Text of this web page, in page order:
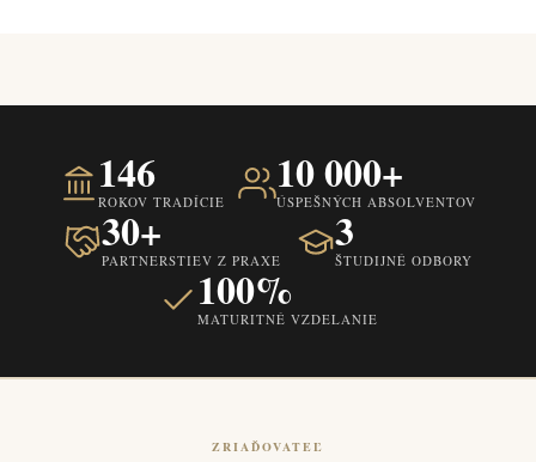
146
ROKOV TRADÍCIE
10 000+
ÚSPEŠNÝCH ABSOLVENTOV
30+
PARTNERSTIEV Z PRAXE
3
ŠTUDIJNÉ ODBORY
100%
MATURITNÉ VZDELANIE
ZRIAĎOVATEĽ